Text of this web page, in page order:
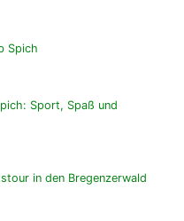
Spich
Sport, Spaß und
in den Bregenzerwald